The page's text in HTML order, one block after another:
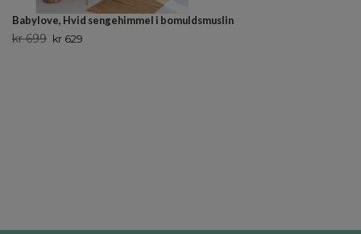
Babylove, Hvid sengehimmel i bomuldsmuslin
kr 699 kr 629